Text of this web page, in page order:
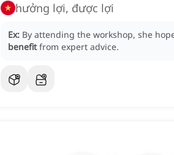
hưởng lợi, được lợi
Ex: By attending the workshop, she
benefit from expert advice.